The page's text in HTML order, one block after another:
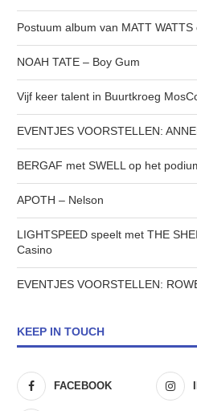
Postuum album van MATT WATTS
NOAH TATE – Boy Gum
Vijf keer talent in Buurtkroeg
EVENTJES VOORSTELLEN:
BERGAF met SWELL op het
APOTH – Nelson
LIGHTSPEED speelt met THE
Casino
EVENTJES VOORSTELLEN:
KEEP IN TOUCH
FACEBOOK